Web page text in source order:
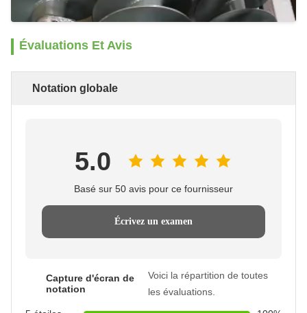
Évaluations Et Avis
Notation globale
5.0
Basé sur 50 avis pour ce fournisseur
Écrivez un examen
Capture d'écran de
notation
Voici la répartition de toutes
les évaluations.